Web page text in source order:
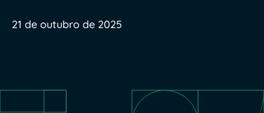
21 de outubro de 2025